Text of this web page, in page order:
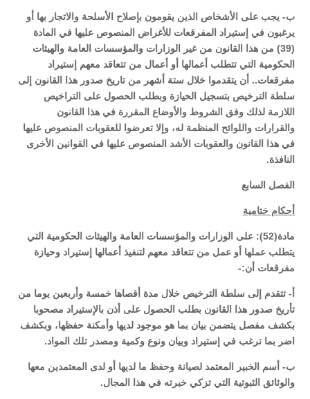
ب- يجب على الأشخاص الذين يقومون بإصلاح الأسلحة والاتجار بها أو
يرغبون في إستيراد المفرقعات للأغراض المنصوص عليها في المادة
(39) من هذا القانون من غير الوزارات والمؤسسات العامة والهيئات
الحكومية التي تتطلب أعمالها أو أعمال من تتعاقد معهم إستيراد
مفرقعات.. أن يتقدموا خلال ستة أشهر من تاريخ صدور هذا القانون إلى
سلطة الترخيص بتسجيل الحيازة وبطلب الحصول على التراخيص
اللازمة لذلك وفق الشروط والأوضاع المقررة في هذا القانون
والقرارات واللوائح المنظمة له، وإلا تعرضوا للعقوبات المنصوص عليها
في هذا القانون والعقوبات الأشد المنصوص عليها في القوانين الأخرى
النافذة.
الفصل السابع
أحكام ختامية
مادة(52): على الوزارات والمؤسسات العامة والهيئات الحكومية التي
يتطلب عملها أو عمل من تتعاقد معهم لتنفيذ أعمالها إستيراد وحيازة
مفرقعات أن:-
أ- تتقدم إلى سلطة الترخيص خلال مدة أقصاها خمسة وأربعين يوما من
تأريخ صدور هذا القانون بطلب الحصول على أذن بالإستيراد مصحوبا
بكشف مفصل يتضمن بيان بما هو موجود لديها وأمكنة حفظها، وبكشف
اضر بما ترغب في إستيراد وبيان ونوع وكمية ومصدر تلك المواد.
ب- أسم الخبير المعتمد لصيانة وحفظ ما لديها أو لدى المعتمدين معها
والوثائق الثبوتية التي تزكي خبرته في هذا المجال.